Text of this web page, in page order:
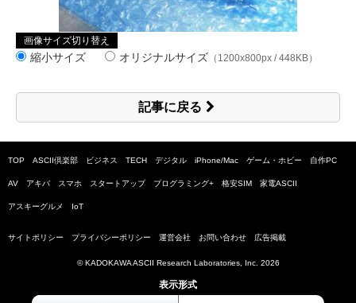
画像サイズ切り替え
縮小サイズ オリジナルサイズ （1200x800px / 448KB）
記事に戻る
TOP ASCII倶楽部 ビジネス TECH デジタル iPhone/Mac ゲーム・ホビー 自作PC
AV アキバ スマホ スタートアップ プログラミング+ 格安SIM 家電ASCII
アスキーグルメ IoT
サイトポリシー プライバシーポリシー 運営会社 お問い合わせ 広告掲載
© KADOKAWA ASCII Research Laboratories, Inc. 2026
表示形式